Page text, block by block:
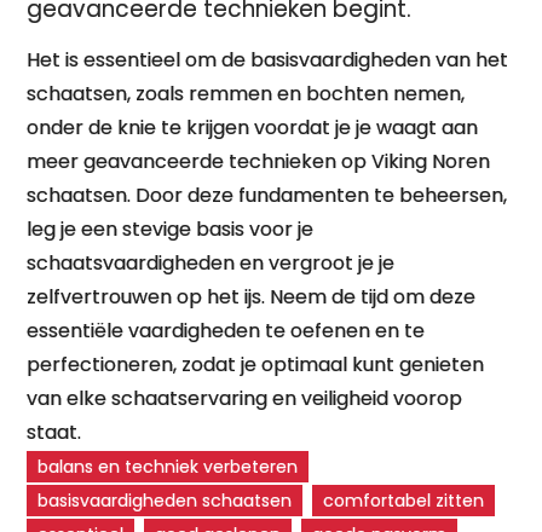
geavanceerde technieken begint.
Het is essentieel om de basisvaardigheden van het
schaatsen, zoals remmen en bochten nemen,
onder de knie te krijgen voordat je je waagt aan
meer geavanceerde technieken op Viking Noren
schaatsen. Door deze fundamenten te beheersen,
leg je een stevige basis voor je
schaatsvaardigheden en vergroot je je
zelfvertrouwen op het ijs. Neem de tijd om deze
essentiële vaardigheden te oefenen en te
perfectioneren, zodat je optimaal kunt genieten
van elke schaatservaring en veiligheid voorop
staat.
balans en techniek verbeteren
basisvaardigheden schaatsen
comfortabel zitten